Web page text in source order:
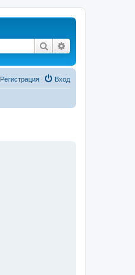
Поиск
Вход
Регистрация